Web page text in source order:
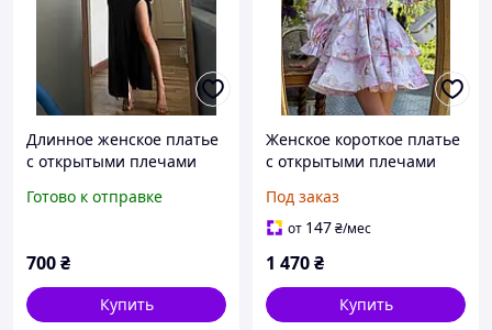
Длинное женское платье
с открытыми плечами
рукавом
Готово к отправке
700₴
Купить
Женское короткое платье
с открытыми плечами
объемной двойной юбкой
(р. 42-46) 66036023Q
Под заказ
от 147₴/мес
1 470₴
Купить